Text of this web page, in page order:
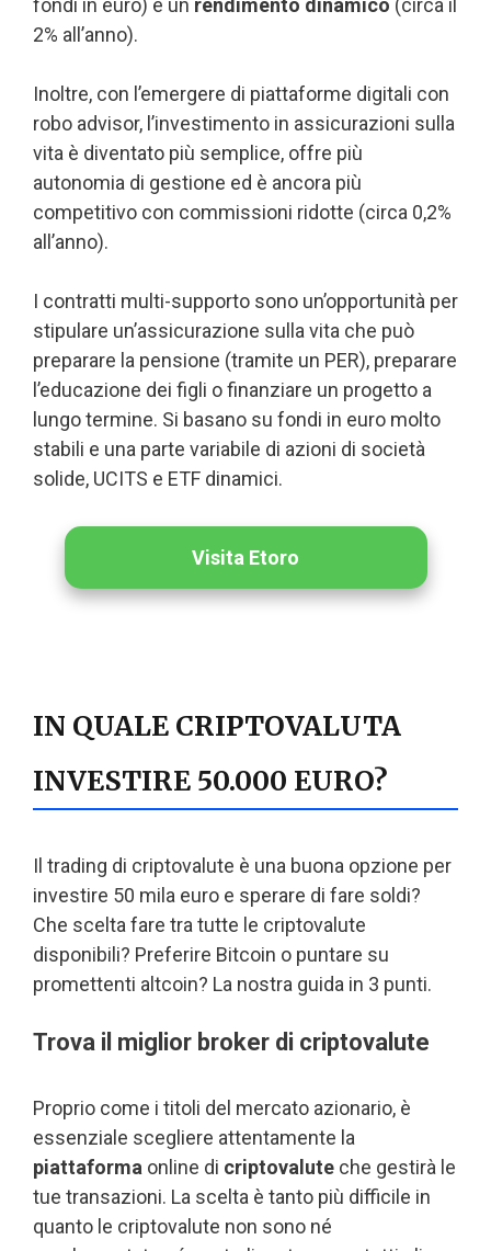
fondi in euro) e un rendimento dinamico (circa il
2% all’anno).
Inoltre, con l’emergere di piattaforme digitali con
robo advisor, l’investimento in assicurazioni sulla
vita è diventato più semplice, offre più
autonomia di gestione ed è ancora più
competitivo con commissioni ridotte (circa 0,2%
all’anno).
I contratti multi-supporto sono un’opportunità per
stipulare un’assicurazione sulla vita che può
preparare la pensione (tramite un PER), preparare
l’educazione dei figli o finanziare un progetto a
lungo termine. Si basano su fondi in euro molto
stabili e una parte variabile di azioni di società
solide, UCITS e ETF dinamici.
Visita Etoro
IN QUALE CRIPTOVALUTA
INVESTIRE 50.000 EURO?
Il trading di criptovalute è una buona opzione per
investire 50 mila euro e sperare di fare soldi?
Che scelta fare tra tutte le criptovalute
disponibili? Preferire Bitcoin o puntare su
promettenti altcoin? La nostra guida in 3 punti.
Trova il miglior broker di criptovalute
Proprio come i titoli del mercato azionario, è
essenziale scegliere attentamente la
piattaforma online di criptovalute che gestirà le
tue transazioni. La scelta è tanto più difficile in
quanto le criptovalute non sono né